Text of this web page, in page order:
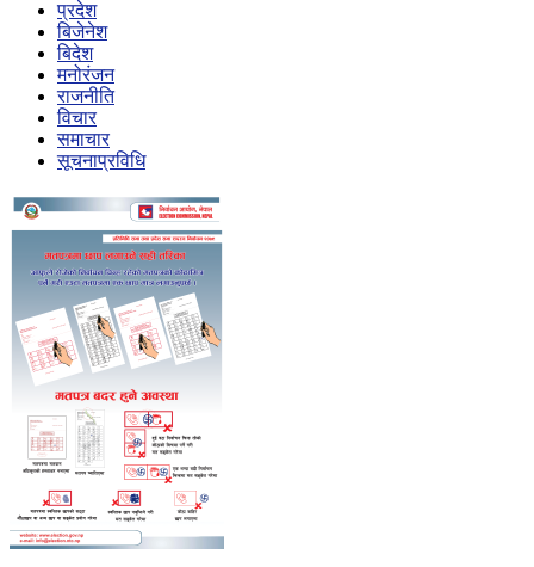
प्रदेश
बिजेनेश
बिदेश
मनोरंजन
राजनीति
विचार
समाचार
सूचनाप्रविधि